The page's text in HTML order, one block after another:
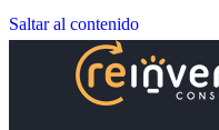
Saltar al contenido